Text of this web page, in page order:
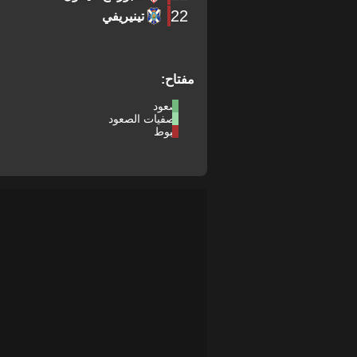
مفتاح:
صعود
تصفيات الصعود
هبوط
22 تينيريفي